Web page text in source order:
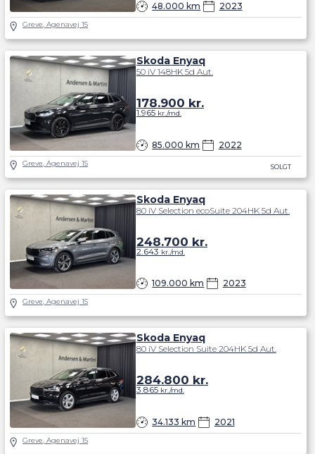
48.000 km 2023
Greve, Agenavej 15
SOLGT
Skoda Enyaq
50 iV 148HK 5d Aut.
85.000 km 2022
178.900 kr.
1.965kr./md.
Greve, Agenavej 15
Skoda Enyaq
80 iV Selection ecoSuite 204HK 5d Aut.
109.000 km 2023
248.700 kr.
2.643 kr./md.
Greve, Agenavej 15
Skoda Enyaq
80 iV Selection Suite 204HK 5d Aut.
34.133 km 2021
284.800 kr.
3.865kr./md.
Greve, Agenavej 15